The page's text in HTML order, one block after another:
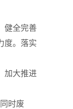
健全完善
度。落实
加大推进
时废